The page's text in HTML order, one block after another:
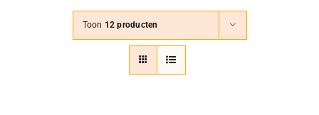
Toon 12 producten